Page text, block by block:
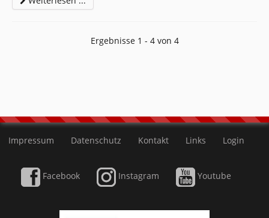
Ergebnisse 1 - 4 von 4
Impressum Datenschutz Kontakt Links Login
Facebook Instagram Youtube